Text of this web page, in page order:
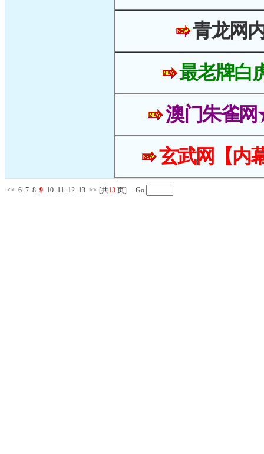
青龙网
最老牌白
澳门朱雀
玄武网【内
<< 6 7 8 9 10 11 12 13 >> [共13 页] Go